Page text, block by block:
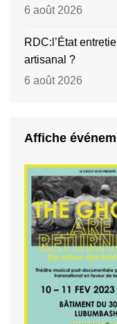
6 août 2026
RDC:l’État
artisanal ?
6 août 2026
Affiche